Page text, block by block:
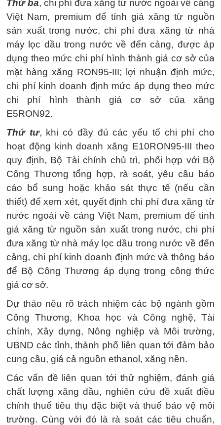
Thứ ba, chi phí đưa xăng từ nước ngoài về cảng
Việt Nam, premium để tính giá xăng từ nguồn
sản xuất trong nước, chi phí đưa xăng từ nhà
máy lọc dầu trong nước về đến cảng, được áp
dụng theo mức chi phí hình thành giá cơ sở của
mặt hàng xăng RON95-III; lợi nhuận định mức,
chi phí kinh doanh định mức áp dụng theo mức
chi phí hình thành giá cơ sở của xăng
E5RON92.
Thứ tư, khi có đầy đủ các yếu tố chi phí cho
hoạt động kinh doanh xăng E10RON95-III theo
quy định, Bộ Tài chính chủ trì, phối hợp với Bộ
Công Thương tổng hợp, rà soát, yêu cầu báo
cáo bổ sung hoặc khảo sát thực tế (nếu cần
thiết) để xem xét, quyết định chi phí đưa xăng từ
nước ngoài về cảng Việt Nam, premium để tính
giá xăng từ nguồn sản xuất trong nước, chi phí
đưa xăng từ nhà máy lọc dầu trong nước về đến
cảng, chi phí kinh doanh định mức và thông báo
để Bộ Công Thương áp dụng trong công thức
giá cơ sở.
Dự thảo nêu rõ trách nhiệm các bộ ngành gồm
Công Thương, Khoa học và Công nghệ, Tài
chính, Xây dựng, Nông nghiệp và Môi trường,
UBND các tỉnh, thành phố liên quan tới đảm bảo
cung cầu, giá cả nguồn ethanol, xăng nền.
Các vấn đề liên quan tới thử nghiệm, đánh giá
chất lượng xăng dầu, nghiên cứu đề xuất điều
chỉnh thuế tiêu thụ đặc biệt và thuế bảo vệ môi
trường. Cùng với đó là rà soát các tiêu chuẩn,